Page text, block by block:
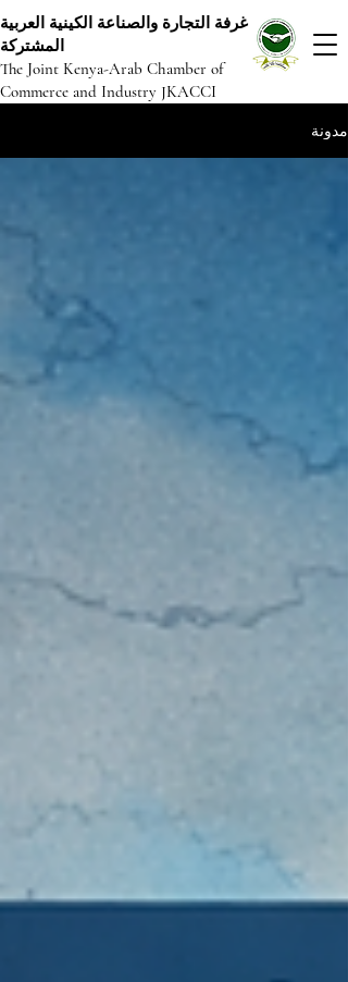
غرفة التجارة والصناعة الكينية العربية
المشتركة
The Joint Kenya-Arab Chamber of
Commerce and Industry JKACCI
مدونة